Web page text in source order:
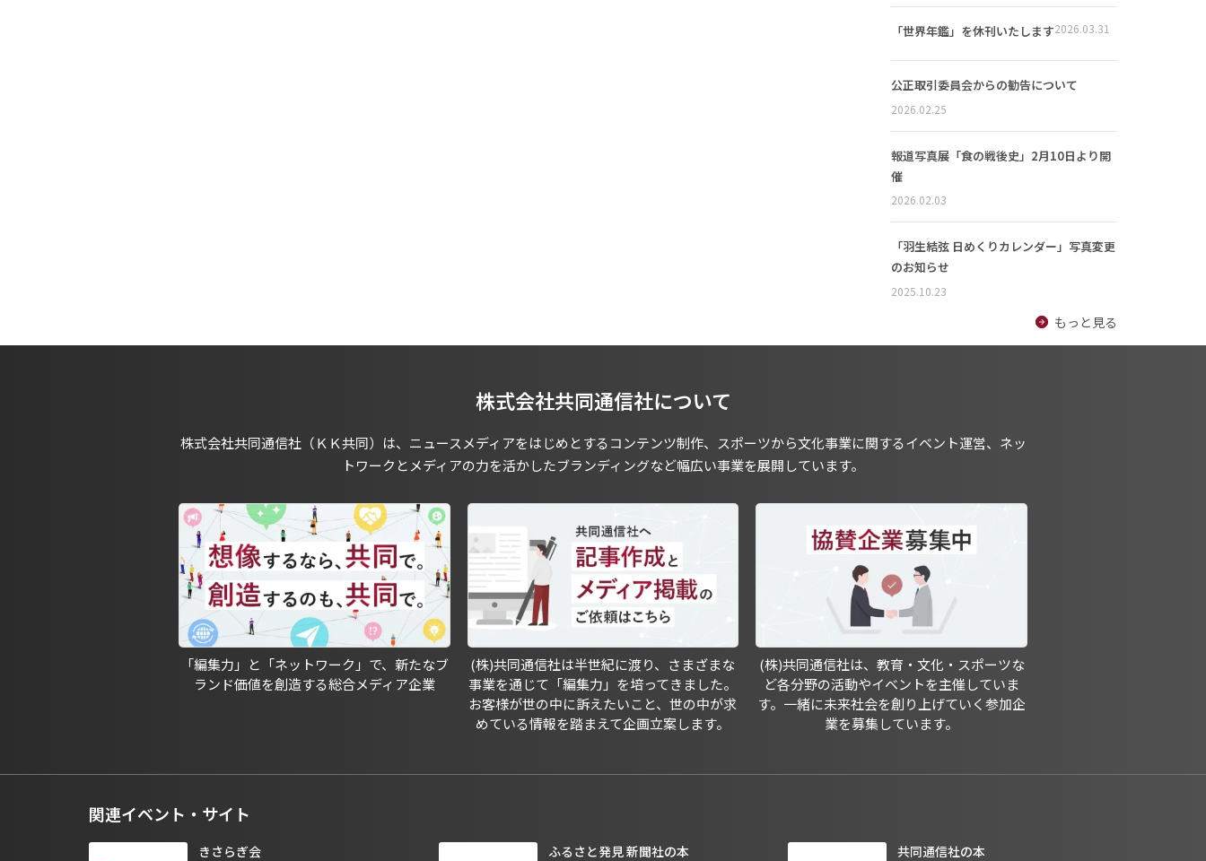
「世界年鑑」を休刊いたします2026.03.31
公正取引委員会からの勧告について
2026.02.25
報道写真展「食の戦後史」2月10日より開
催
2026.02.03
「羽生結弦 日めくりカレンダー」写真変更
のお知らせ
2025.10.23
もっと見る
株式会社共同通信社について
株式会社共同通信社（ＫＫ共同）は、ニュースメディアをはじめとするコンテンツ制作、スポーツから文化事業に関するイベント運営、ネッ
トワークとメディアの力を活かしたブランディングなど幅広い事業を展開しています。
「編集力」と「ネットワーク」で、新たなブ
ランド価値を創造する総合メディア企業
(株)共同通信社は半世紀に渡り、さまざまな
事業を通じて「編集力」を培ってきました。
お客様が世の中に訴えたいこと、世の中が求
めている情報を踏まえて企画立案します。
(株)共同通信社は、教育・文化・スポーツな
ど各分野の活動やイベントを主催していま
す。一緒に未来社会を創り上げていく参加企
業を募集しています。
関連イベント・サイト
きさらぎ会 ふるさと発見 新聞社の本 共同通信社の本